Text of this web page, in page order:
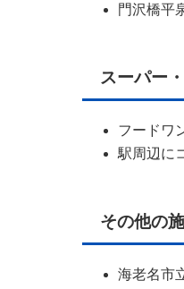
門沢橋平
スーパー
フードワ
駅周辺に
その他の
海老名市